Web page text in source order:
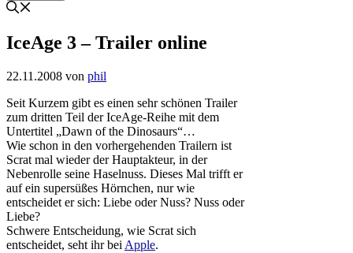
IceAge 3 – Trailer online
22.11.2008 von phil
Seit Kurzem gibt es einen sehr schönen Trailer
zum dritten Teil der IceAge-Reihe mit dem
Untertitel „Dawn of the Dinosaurs“…
Wie schon in den vorhergehenden Trailern ist
Scrat mal wieder der Hauptakteur, in der
Nebenrolle seine Haselnuss. Dieses Mal trifft er
auf ein supersüßes Hörnchen, nur wie
entscheidet er sich: Liebe oder Nuss? Nuss oder
Liebe?
Schwere Entscheidung, wie Scrat sich
entscheidet, seht ihr bei Apple.